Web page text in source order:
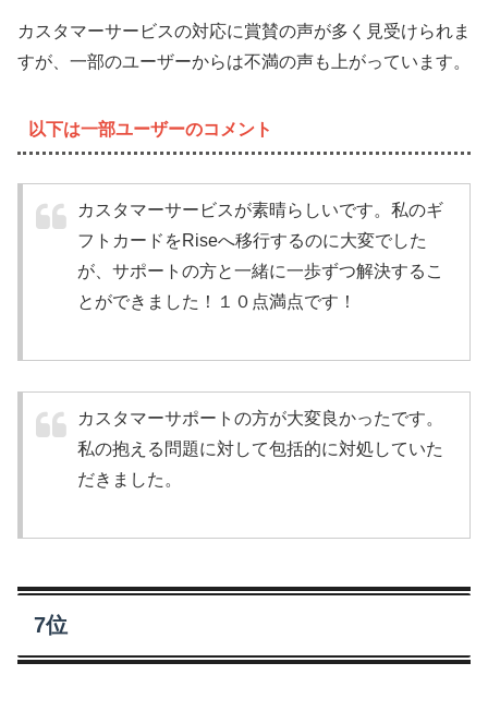
カスタマーサービスの対応に賞賛の声が多く見受けられま
すが、一部のユーザーからは不満の声も上がっています。
以下は一部ユーザーのコメント
カスタマーサービスが素晴らしいです。私のギ
フトカードをRiseへ移行するのに大変でした
が、サポートの方と一緒に一歩ずつ解決するこ
とができました！１０点満点です！
カスタマーサポートの方が大変良かったです。
私の抱える問題に対して包括的に対処していた
だきました。
7位